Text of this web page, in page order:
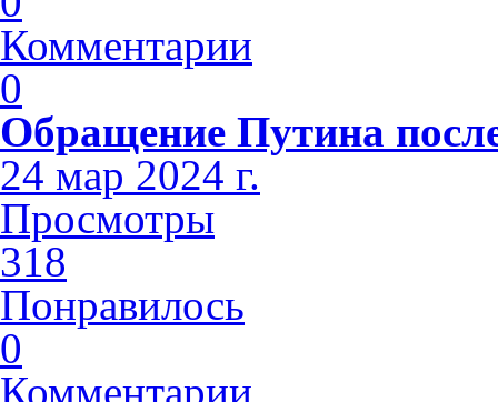
Комментарии
0
Обращение Путина
24 мар 2024 г.
Просмотры
318
Понравилось
0
Комментарии